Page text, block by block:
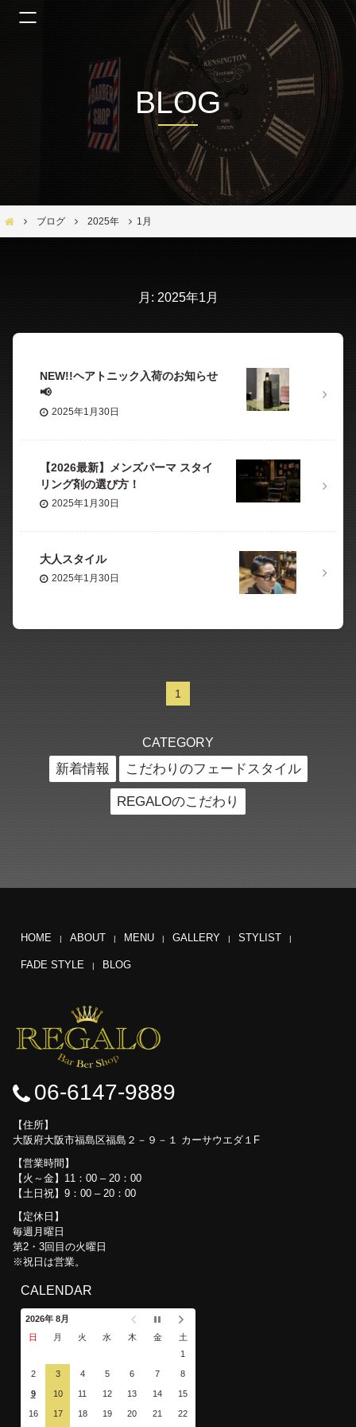
BLOG
Bar Ber Shop REGALO【バーバーショップ レガロ】- 大阪・福島区の美容室
ブログ 2025年 1月
月: 2025年1月
NEW!!ヘアトニック入荷のお知らせ
📢
2025年1月30日
【2026最新】メンズパーマ スタイ
リング剤の選び方！
2025年1月30日
大人スタイル
2025年1月30日
1
CATEGORY
新着情報 こだわりのフェードスタイル
REGALOのこだわり
HOME ABOUT MENU GALLERY STYLIST
FADE STYLE BLOG
06-6147-9889
住所
大阪府大阪市福島区福島２－９－１ カーサウエダ１F
営業時間
【火～金】11：00 – 20：00
【土日祝】9：00 – 20：00
定休日
毎週月曜日
第2・3回目の火曜日
※祝日は営業。
CALENDAR
2026年 8月
日
月 火 水 木 金
土
1
2 3 4 5 6 7 8
9 10 11 12 13 14 15
16 17 18 19 20 21 22